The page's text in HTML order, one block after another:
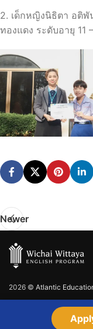
2. เด็กหญิงนิธิตา อติพั
ทองแดง ระดับอายุ 11
Newer
2026 © Atlantic